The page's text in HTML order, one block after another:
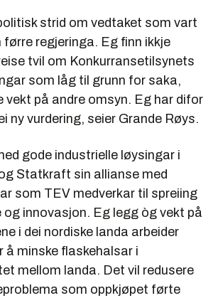
strid om vedtaket som vart
regjeringa. Eg finn ikkje
tvil om Konkurransetilsynets
som låg til grunn for saka,
vekt på andre omsyn. Eg har difor
ny vurdering, seier Grande Røys.
gode industrielle løysingar i
Statkraft sin allianse med
som TEV medverkar til spreiing
og innovasjon. Eg legg òg vekt på
i dei nordiske landa arbeider
minske flaskehalsar i
mellom landa. Det vil redusere
som oppkjøpet førte